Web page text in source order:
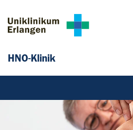
HNO-Klinik